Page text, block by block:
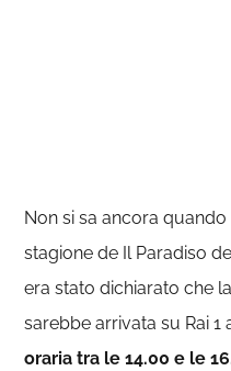
Non si sa ancora
stagione de Il Paradiso
era stato dichiarato che
sarebbe arrivata su Rai
oraria tra le 14.00 e le